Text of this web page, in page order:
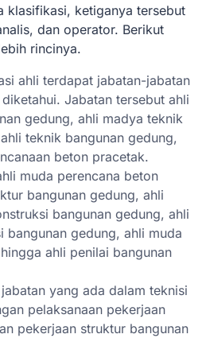
klasifikasi, ketiganya tersebut
dan operator. Berikut
rincinya.
ahli terdapat jabatan-jabatan
Jabatan tersebut ahli
gedung, ahli madya teknik
teknik bangunan gedung,
beton pracetak.
muda perencana beton
bangunan gedung, ahli
bangunan gedung, ahli
bangunan gedung, ahli muda
ahli penilai bangunan
yang ada dalam teknisi
pelaksanaan pekerjaan
pekerjaan struktur bangunan